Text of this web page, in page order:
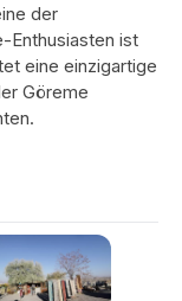
der
Enthusiasten ist
eine einzigartige
Göreme